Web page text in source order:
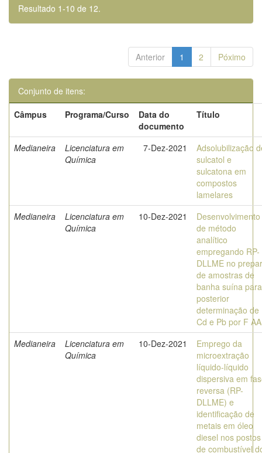
Resultado 1-10 de 12.
Anterior 1 2 Póximo
Conjunto de itens:
Câmpus
Programa/Curso
Data do
documento
Título
Medianeira
Licenciatura em
Química
7-Dez-2021
Adsolubilização
sulcatol e
sulcatona em
compostos
lamelares
Medianeira
Licenciatura em
Química
10-Dez-2021
Desenvolvimento
de método
analítico
empregando RP-
DLLME no
de amostras de
banha suína para
posterior
determinação de
Cd e Pb por F
Medianeira
Licenciatura em
Química
10-Dez-2021
Emprego da
microextração
líquido-líquido
dispersiva em
reversa (RP-
DLLME) e
identificação de
metais em óleo
diesel nos postos
de combustível